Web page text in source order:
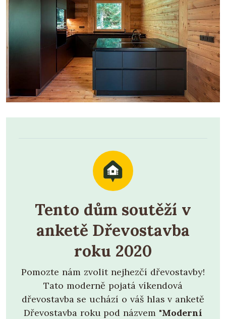
Tento dům soutěží v
anketě Dřevostavba
roku 2020
Pomozte nám zvolit nejhezčí dřevostavby!
Tato moderně pojatá víkendová
dřevostavba se uchází o váš hlas v anketě
Dřevostavba roku pod názvem "Moderní